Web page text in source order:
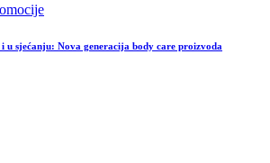
sjećanju: Nova generacija body care proizvoda